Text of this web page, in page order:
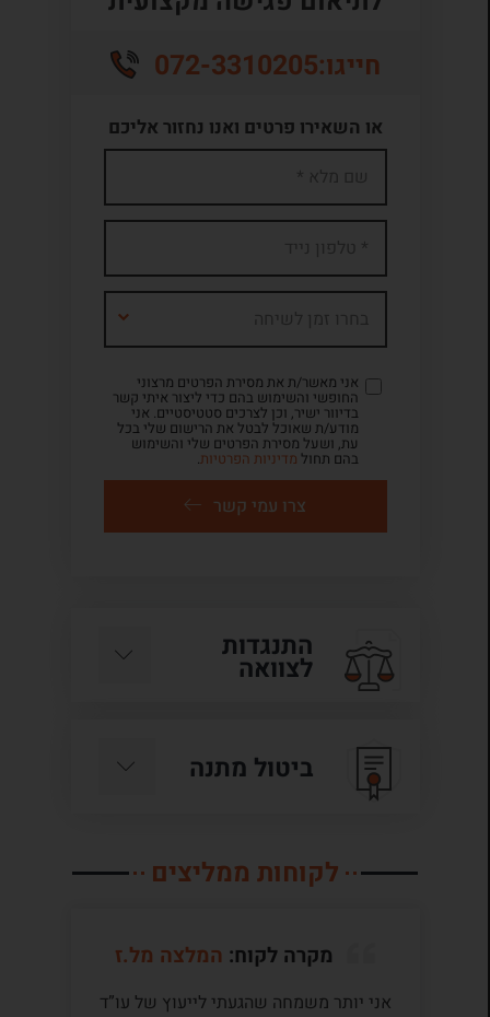
חייגו:072-3310205
או השאירו פרטים ואנו נחזור אליכם
אני מאשר/ת את מסירת הפרטים מרצוני
החופשי והשימוש בהם כדי ליצור איתי קשר
בדיוור ישיר, וכן לצרכים סטטיסטיים. אני
מודע/ת שאוכל לבטל את הרישום שלי בכל
עת, ושעל מסירת הפרטים שלי והשימוש
בהם תחול מדיניות הפרטיות.
צרו עמי קשר
התנגדות
לצוואה
ביטול מתנה
לקוחות ממליצים
מקרה לקוח: המלצה מל.ז
אני יותר משמחה שהגעתי לייעוץ של עו”ד